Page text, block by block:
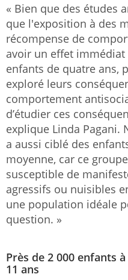
« Bien que des études
que l'exposition à des
récompense de
avoir un effet immédiat
enfants de quatre ans,
exploré leurs
comportement
d’étudier ces
explique Linda Pagani.
a aussi ciblé des
moyenne, car ce
susceptible de
agressifs ou nuisibles
une population idéale
question. »
Près de 2 000 enfants
11 ans